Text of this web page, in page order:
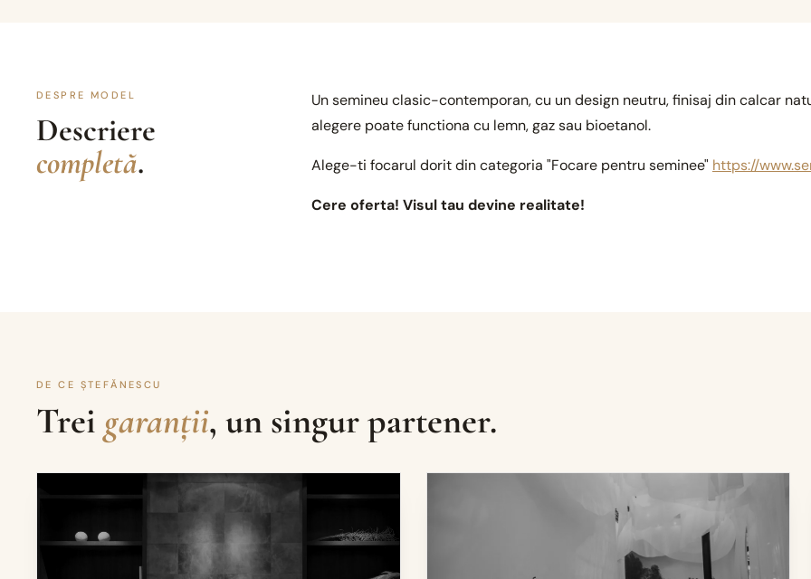
DESPRE MODEL
Descriere
completă.
Un semineu clasic-contemporan, cu un design neutru, finisaj din calcar
alegere poate functiona cu lemn, gaz sau bioetanol.
Alege-ti focarul dorit din categoria "Focare pentru seminee" https://
Cere oferta! Visul tau devine realitate!
DE CE ȘTEFĂNESCU
Trei garanții, un singur partener.